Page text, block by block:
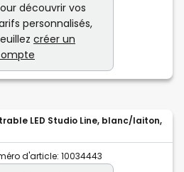
découvrir vos
personnalisés,
créer un
LED Studio Line, blanc/laiton,
d'article: 10034443